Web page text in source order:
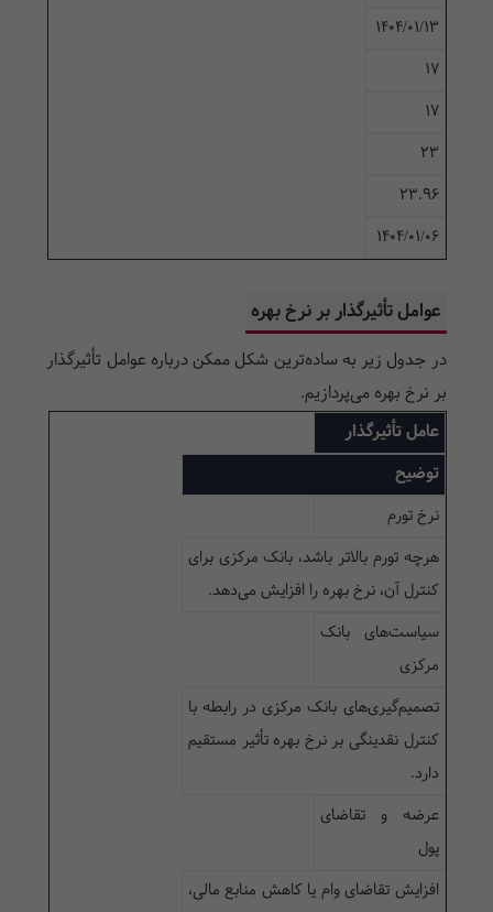
۱۴۰۴/۰۱/۱۳
17
17
23
23.96
۱۴۰۴/۰۱/۰۶
عوامل تأثیرگذار بر نرخ بهره
در جدول زیر به ساده‌ترین شکل ممکن درباره عوامل تأثیرگذار
بر نرخ بهره می‌پردازیم.
عامل تأثیرگذار
توضیح
نرخ تورم
هرچه تورم بالاتر باشد، بانک مرکزی برای
کنترل آن، نرخ بهره را افزایش می‌دهد.
سیاست‌های بانک
مرکزی
تصمیم‌گیری‌های بانک مرکزی در رابطه با
کنترل نقدینگی بر نرخ بهره تأثیر مستقیم
دارد.
عرضه و تقاضای
پول
افزایش تقاضای وام یا کاهش منابع مالی،